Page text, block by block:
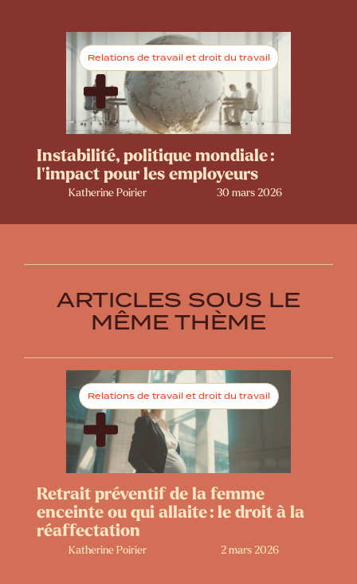
Relations de travail et droit du travail
Instabilité, politique mondiale :
l’impact pour les employeurs
Katherine Poirier 30 mars 2026
ARTICLES SOUS LE
MÊME THÈME
Relations de travail et droit du travail
Retrait préventif de la femme
enceinte ou qui allaite : le droit à la
réaffectation
Katherine Poirier 2 mars 2026